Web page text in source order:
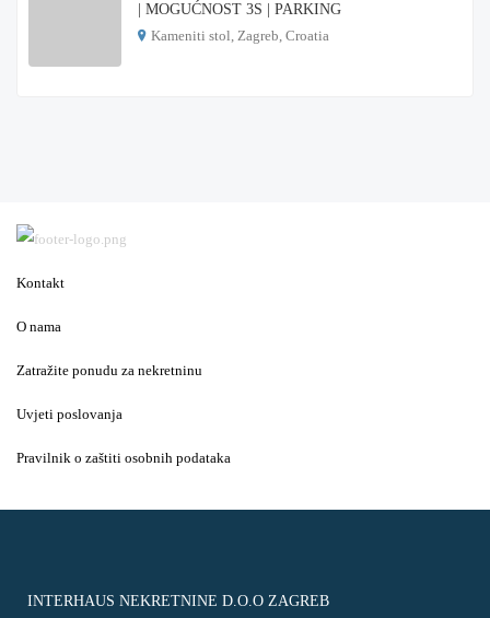
| MOGUĆNOST 3S | PARKING
Kameniti stol, Zagreb, Croatia
Kontakt
O nama
Zatražite ponudu za nekretninu
Uvjeti poslovanja
Pravilnik o zaštiti osobnih podataka
INTERHAUS NEKRETNINE D.O.O ZAGREB